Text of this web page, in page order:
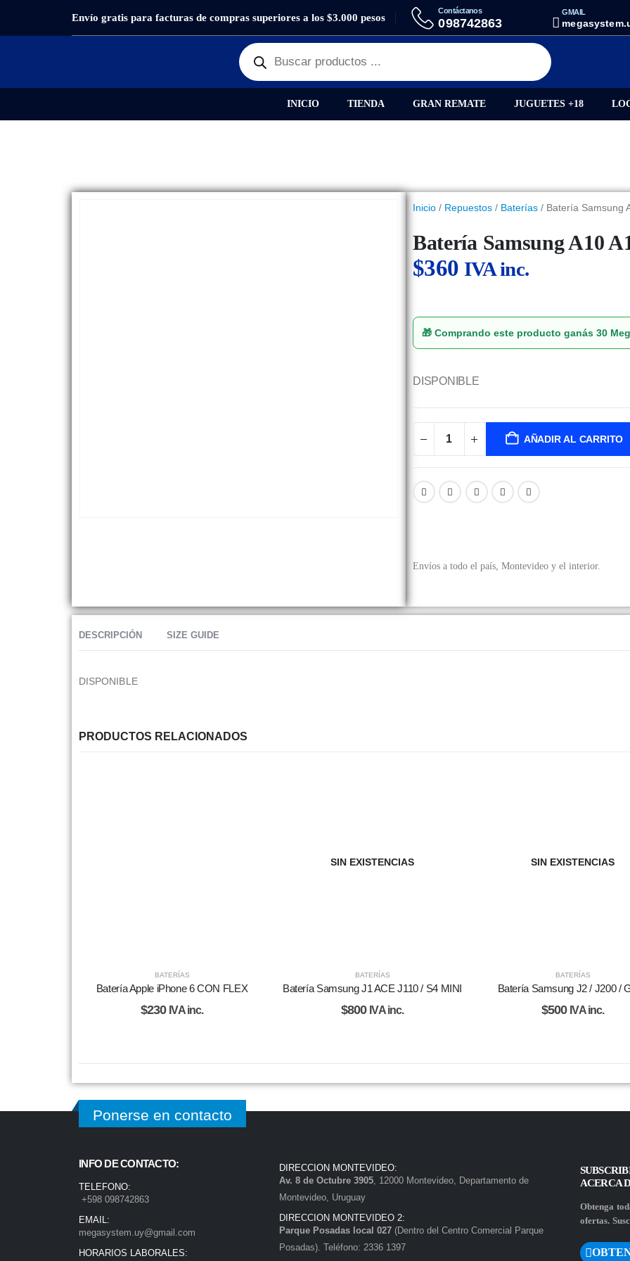
Envío gratis para facturas de compras superiores a los $3.000 pesos
Contáctanos
098742863
GMAIL
INICIO TIENDA GRAN REMATE JUGUETES +18
PRODUCTOSREPUESTOS, BATERÍAS BATERÍA SAMSUNG A10 A105/A10/A7 2018/A750
Inicio/ Repuestos/ Baterías/ Batería Samsung
Batería Samsung A10
$360 IVA inc.
🎁 Comprando este producto ganás 30
DISPONIBLE
AÑADIR AL CARRITO
Envíos a todo el país, Montevideo y el interior.
DESCRIPCIÓN SIZE GUIDE
DISPONIBLE
PRODUCTOS RELACIONADOS
BATERÍAS
Batería Apple iPhone 6 CON FLEX
$230 IVA inc.
SIN EXISTENCIAS
BATERÍAS
Batería Samsung J1 ACE J110 / S4 MINI
$800 IVA inc.
SIN EXISTENCIAS
BATERÍAS
Batería Samsung J2 / J200 /
$500 IVA inc.
Ponerse en contacto
INFO DE CONTACTO:
TELEFONO:
+598 098742863
EMAIL:
megasystem.uy@gmail.com
HORARIOS LABORALES:
DIRECCION MONTEVIDEO:
Av. 8 de Octubre 3905 , 12000 Montevideo, Departamento de
Montevideo, Uruguay
DIRECCION MONTEVIDEO 2:
Parque Posadas local 027 (Dentro del Centro Comercial Parque
Posadas). Teléfono: 2336 1397
ACERCA
Obtenga
ofertas.